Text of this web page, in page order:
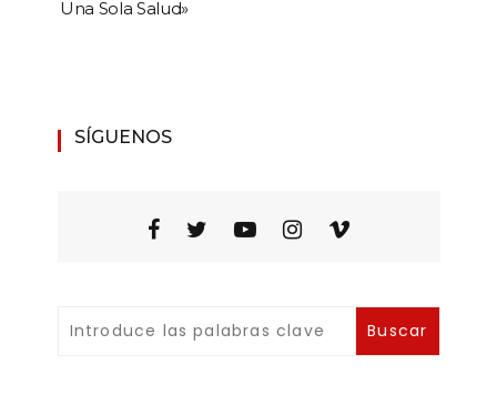
Una Sola Salud»
SÍGUENOS